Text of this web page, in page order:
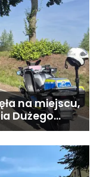
opieki oraz
potrzeb
Zadzwoń: 726
na miejscu,
Dużego